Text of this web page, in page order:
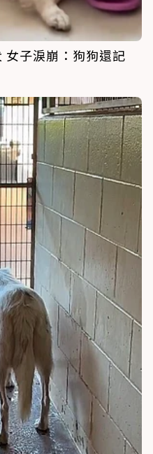
女子淚崩：狗狗還記